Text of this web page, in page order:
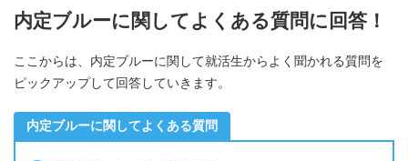
内定ブルーに関してよくある質問に回答！
ここからは、内定ブルーに関して就活生からよく聞かれる質問を
ピックアップして回答していきます。
内定ブルーに関してよくある質問